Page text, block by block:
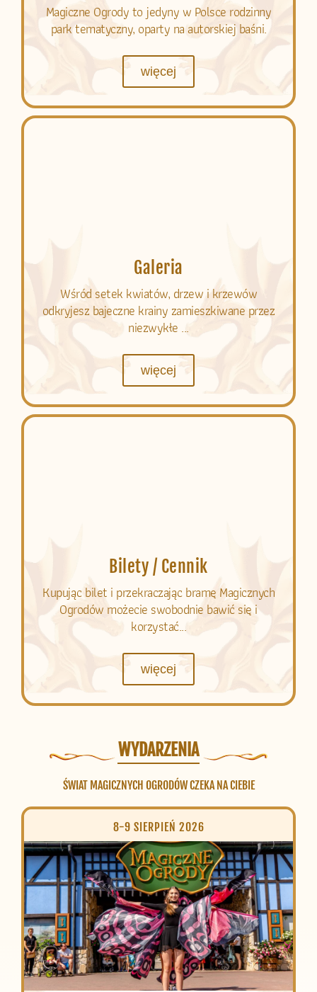
Magiczne Ogrody to jedyny w Polsce rodzinny
park tematyczny, oparty na autorskiej baśni.
więcej
Galeria
Wśród setek kwiatów, drzew i krzewów
odkryjesz bajeczne krainy zamieszkiwane przez
niezwykłe ...
więcej
Bilety / Cennik
Kupując bilet i przekraczając bramę Magicznych
Ogrodów możecie swobodnie bawić się i
korzystać...
więcej
WYDARZENIA
ŚWIAT MAGICZNYCH OGRODÓW CZEKA NA CIEBIE
8-9 SIERPIEŃ 2026